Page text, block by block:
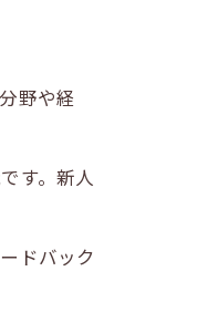
野や経
す。新人
ドバック